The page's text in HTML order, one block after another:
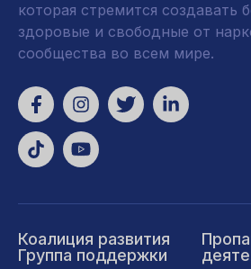
которая стремится создавать
здоровые и свободные от
сообщества во всем мире.
Коалиция развития
Группа поддержки